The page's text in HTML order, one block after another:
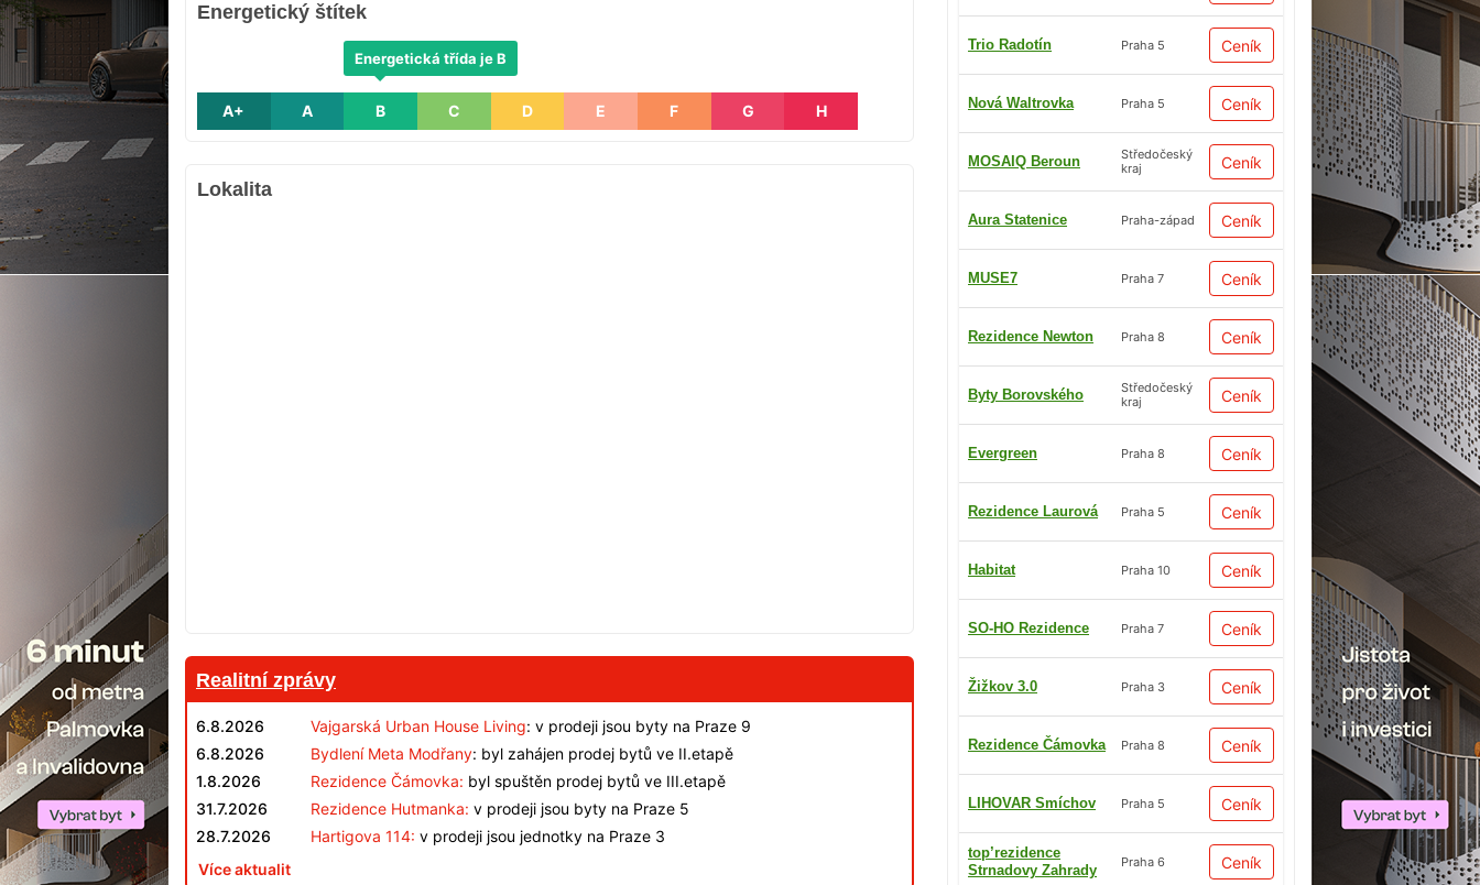
Trio Radotín Praha 5 Ceník
Nová Waltrovka Praha 5 Ceník
MOSAIQ Beroun
Středočeský
kraj
Ceník
Aura Statenice Praha-západ Ceník
MUSE7 Praha 7 Ceník
Rezidence Newton Praha 8 Ceník
Byty Borovského
Středočeský
kraj
Ceník
Evergreen Praha 8 Ceník
Rezidence Laurová Praha 5 Ceník
Habitat Praha 10 Ceník
SO-HO Rezidence Praha 7 Ceník
Žižkov 3.0 Praha 3 Ceník
Rezidence Čámovka Praha 8 Ceník
LIHOVAR Smíchov Praha 5 Ceník
top’rezidence
Strnadovy Zahrady
Praha 6 Ceník
Energetický štítek
A+ A B
Energetická třída je B
C D E F G H
Lokalita
Realitní zprávy
6.8.2026 Vajgarská Urban House Living: v prodeji jsou byty na Praze 9
6.8.2026
Bydlení Meta Modřany: byl zahájen prodej bytů ve II.etapě
1.8.2026
Rezidence Čámovka: byl spuštěn prodej bytů ve III.etapě
31.7.2026
Rezidence Hutmanka: v prodeji jsou byty na Praze 5
28.7.2026
Hartigova 114: v prodeji jsou jednotky na Praze 3
Více aktualit